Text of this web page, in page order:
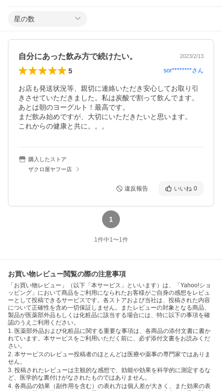
星の数
自分にあった飲み方で続けたい。 2023/2/13
5 sor********さん
お店も発送状況等、親切に連絡いただき安心してお取り引
きさせていただきました。私は炭酸で割って飲んでます。
あとは朝のヨーグルト！最高です。
まだ飲み始めですが、大切にいただきたいと思います。
購入したストア
ザクロ屋ヤフー店
違反報告 いいね 0
1
1件中1〜1件
お買い物レビュー閲覧の際の注意事項
「お買い物レビュー」（以下「本サービス」といいます）は、「Yahoo!ショ
ッピング」において商品をご利用になられたお客様がご自身の感想をレビュ
ーとして投稿できるサービスです。各ストアおよび当社は、投稿された内容
について正確性を含め一切保証しません。またレビューの対象となる商品、
製品が医薬部外品もしくは化粧品に該当する場合には、特に以下の事項を確
認のうえご利用ください。
1. 医薬部外品および化粧品に関する重要な事項は、各商品の添付文書に書か
れています。本サービスをご利用いただく前に、必ず添付文書をお読みくだ
さい。
2. 本サービスのレビュー投稿者のほとんどは医療や薬事の専門家ではありま
せん。
3. 投稿されたレビューは主観的な感想で、効能や効果を科学的に測定するな
ど、医学的な裏付けがなされたものではありません。
4. 各商品の効果（副作用を含む）の表れ方は個人差が大きく、また効果の表